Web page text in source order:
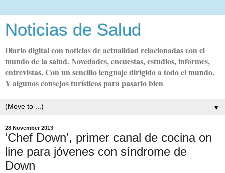
Noticias de Salud
Diario digital con noticias de actualidad relacionadas con el
mundo de la salud. Novedades, encuestas, estudios, informes,
entrevistas. Con un sencillo lenguaje dirigido a todo el mundo.
Y algunos consejos turísticos para pasarlo bien
▼
28 November 2013
‘Chef Down’, primer canal de cocina on
line para jóvenes con síndrome de
Down